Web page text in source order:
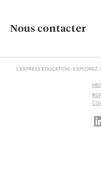
Nous contacter
L'EXPRESS EDUCATION :